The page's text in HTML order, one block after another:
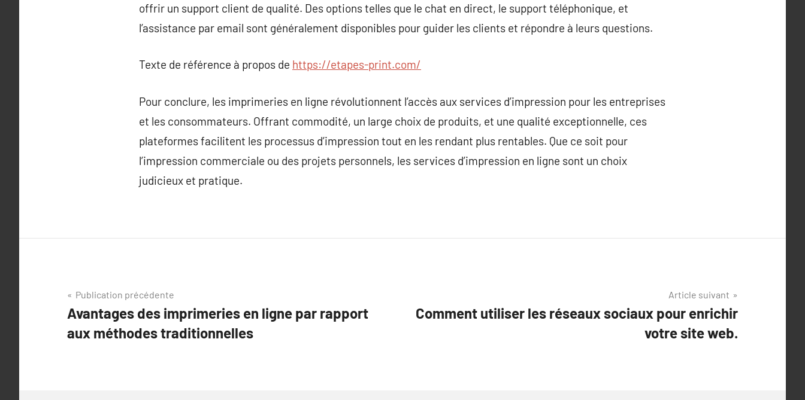
offrir un support client de qualité. Des options telles que le chat en direct, le support téléphonique, et
l’assistance par email sont généralement disponibles pour guider les clients et répondre à leurs questions.
Texte de référence à propos de https://etapes-print.com/
Pour conclure, les imprimeries en ligne révolutionnent l’accès aux services d’impression pour les entreprises
et les consommateurs. Offrant commodité, un large choix de produits, et une qualité exceptionnelle, ces
plateformes facilitent les processus d’impression tout en les rendant plus rentables. Que ce soit pour
l’impression commerciale ou des projets personnels, les services d’impression en ligne sont un choix
judicieux et pratique.
Navigation
de
l’article
Publication précédente
Avantages des imprimeries en ligne par rapport
aux méthodes traditionnelles
Article suivant
Comment utiliser les réseaux sociaux pour enrichir
votre site web.